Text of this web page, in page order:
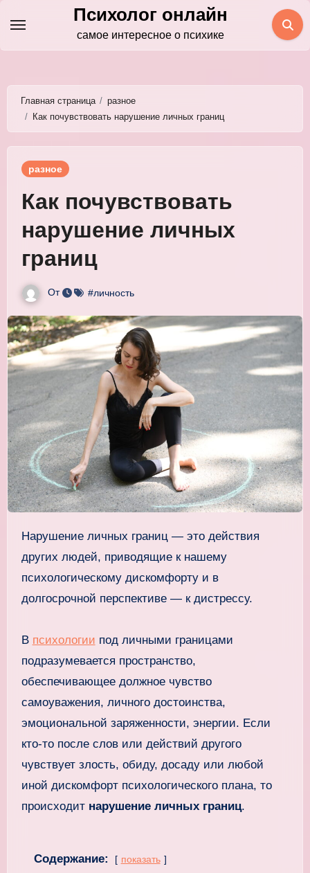
содержимому
Психолог онлайн
самое интересное о психике
Главная страница
разное
Как почувствовать нарушение личных границ
разное
Как почувствовать
нарушение личных
границ
От #личность
Нарушение личных границ — это действия
других людей, приводящие к нашему
психологическому дискомфорту и в
долгосрочной перспективе — к дистрессу.
В психологии под личными границами
подразумевается пространство,
обеспечивающее должное чувство
самоуважения, личного достоинства,
эмоциональной заряженности, энергии. Если
кто-то после слов или действий другого
чувствует злость, обиду, досаду или любой
иной дискомфорт психологического плана, то
происходит нарушение личных границ.
Содержание: показать